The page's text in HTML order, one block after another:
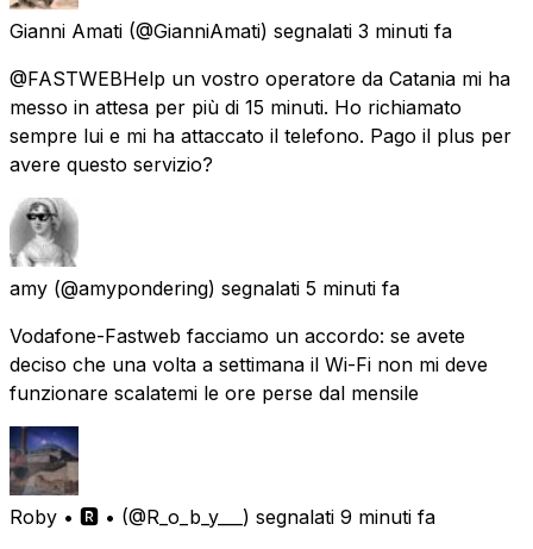
Gianni Amati (@GianniAmati) segnalati 3 minuti fa
@FASTWEBHelp un vostro operatore da Catania mi ha
messo in attesa per più di 15 minuti. Ho richiamato
sempre lui e mi ha attaccato il telefono. Pago il plus per
avere questo servizio?
amy (@amypondering) segnalati 5 minuti fa
Vodafone-Fastweb facciamo un accordo: se avete
deciso che una volta a settimana il Wi-Fi non mi deve
funzionare scalatemi le ore perse dal mensile
Roby • 🆁 • (@R_o_b_y___) segnalati 9 minuti fa